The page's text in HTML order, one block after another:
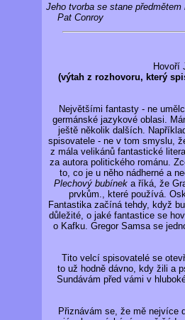
Jeho tvorba se stane předmětem
Pat Conroy
Hovoří
(výtah z rozhovoru, který
Největšími fantasty - ne
germánské jazykové oblasi.
ještě několik dalších.
spisovatele - ne v tom smyslu,
z mála velikánů fantastické
za autora politického románu.
to, co je u něho nádherné a
Plechový bubíneka říká, že
prvkům., které používá.
Fantastika začíná tehdy, když
důležité, o jaké fantastice se
o Kafku. Gregor Samsa se
Tito velcí spisovatelé se
to už hodně dávno, kdy žili a
Sundávám před vámi v
Přiznávám se, že mě nejvíce